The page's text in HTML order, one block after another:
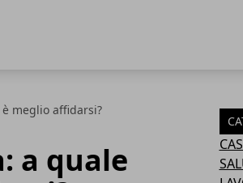
meglio affidarsi?
a quale